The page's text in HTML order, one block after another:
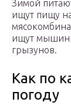
Зимой
ищут пищу
ищут
грызунов.
Как по
погоду